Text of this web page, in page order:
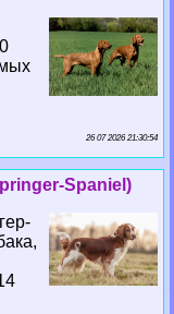
26 07 2026 21:30:54
Spaniel)